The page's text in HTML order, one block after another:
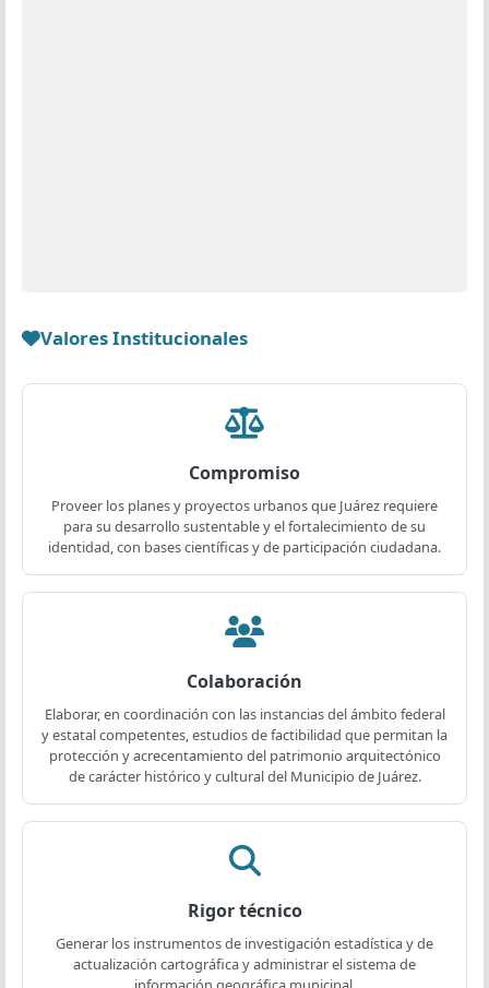
Valores Institucionales
Compromiso
Proveer los planes y proyectos urbanos que Juárez requiere
para su desarrollo sustentable y el fortalecimiento de su
identidad, con bases científicas y de participación ciudadana.
Colaboración
Elaborar, en coordinación con las instancias del ámbito federal
y estatal competentes, estudios de factibilidad que permitan la
protección y acrecentamiento del patrimonio arquitectónico
de carácter histórico y cultural del Municipio de Juárez.
Rigor técnico
Generar los instrumentos de investigación estadística y de
actualización cartográfica y administrar el sistema de